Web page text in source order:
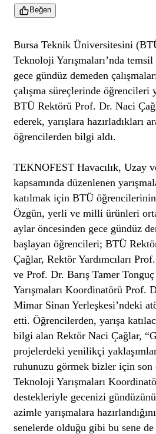
Beğen
Bursa Teknik Üniversitesini
Teknoloji Yarışmaları’nda
gece gündüz demeden
çalışma süreçlerinde öğrencileri
BTÜ Rektörü Prof. Dr. Naci
ederek, yarışlara hazırladıkları
öğrencilerden bilgi aldı.
TEKNOFEST Havacılık, Uzay
kapsamında düzenlenen
katılmak için BTÜ öğrencilerinin
Özgün, yerli ve milli ürünleri
aylar öncesinden gece gündüz
başlayan öğrencileri; BTÜ
Çağlar, Rektör Yardımcıları
ve Prof. Dr. Barış Tamer
Yarışmaları Koordinatörü Prof.
Mimar Sinan Yerleşkesi’ndeki
etti. Öğrencilerden, yarışa
bilgi alan Rektör Naci Çağlar,
projelerdeki yenilikçi
ruhunuzu görmek bizler için son
Teknoloji Yarışmaları
destekleriyle gecenizi
azimle yarışmalara
senelerde olduğu gibi bu sene